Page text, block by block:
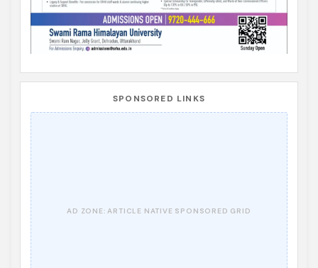
SPONSORED LINKS